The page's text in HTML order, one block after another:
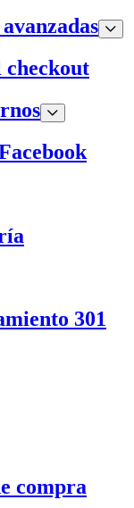
checkout
301
compra